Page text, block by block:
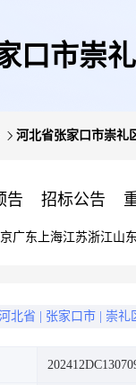
口市崇
河北省张家口市崇礼
告 招标公告
广东 上海江苏浙江山东
北省 张家口市 崇礼